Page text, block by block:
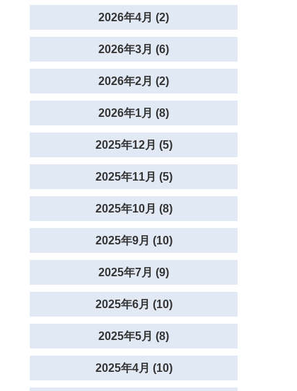
2026年4月 (2)
2026年3月 (6)
2026年2月 (2)
2026年1月 (8)
2025年12月 (5)
2025年11月 (5)
2025年10月 (8)
2025年9月 (10)
2025年7月 (9)
2025年6月 (10)
2025年5月 (8)
2025年4月 (10)